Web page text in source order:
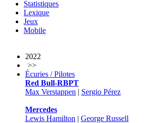
Statistiques
Lexique
Jeux
Mobile
2022
>>
Écuries / Pilotes
Red Bull-RBPT
Max Verstappen | Sergio Pérez
Mercedes
Lewis Hamilton | George Russell